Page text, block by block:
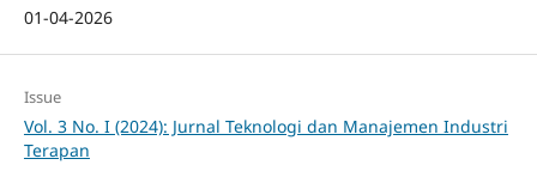
01-04-2026
Issue
Vol. 3 No. I (2024): Jurnal Teknologi dan Manajemen Industri
Terapan